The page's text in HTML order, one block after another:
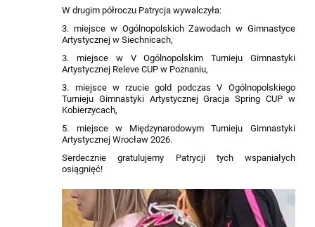
W drugim półroczu Patrycja wywalczyła:
3. miejsce w Ogólnopolskich Zawodach w Gimnastyce
Artystycznej w Siechnicach,
3. miejsce w V Ogólnopolskim Turnieju Gimnastyki
Artystycznej Releve CUP w Poznaniu,
3. miejsce w rzucie gold podczas V Ogólnopolskiego
Turnieju Gimnastyki Artystycznej Gracja Spring CUP w
Kobierzycach,
5. miejsce w Międzynarodowym Turnieju Gimnastyki
Artystycznej Wrocław 2026.
Serdecznie gratulujemy Patrycji tych wspaniałych
osiągnięć!